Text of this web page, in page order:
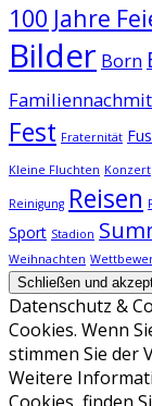
100 Jahre
Bilder Born
Fest Fraternität
Kleine Fluchten Konzert
Reinigung Reisen
Sport Stadion
Weihnachten
Datenschutz &
Cookies. Wenn
stimmen Sie der
Weitere